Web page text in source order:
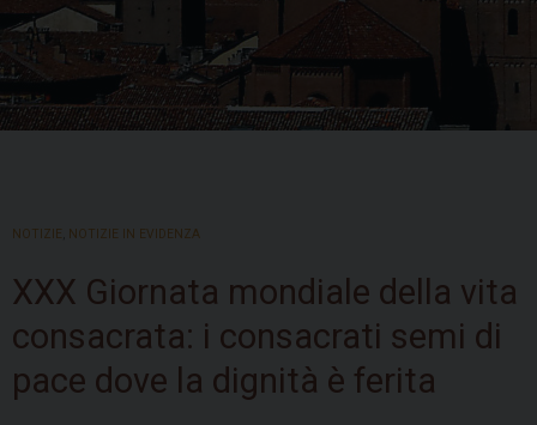
toNOTIZIE NOTIZIE IN EVIDENZA
XXX Giornata mondiale della vita
consacrata: i consacrati semi di
pace dove la dignità è ferita